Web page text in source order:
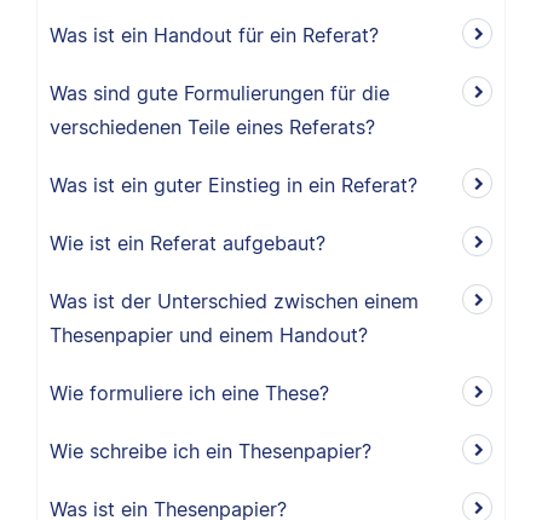
Was ist ein Handout für ein Referat?
Was sind gute Formulierungen für die
verschiedenen Teile eines Referats?
Was ist ein guter Einstieg in ein Referat?
Wie ist ein Referat aufgebaut?
Was ist der Unterschied zwischen einem
Thesenpapier und einem Handout?
Wie formuliere ich eine These?
Wie schreibe ich ein Thesenpapier?
Was ist ein Thesenpapier?